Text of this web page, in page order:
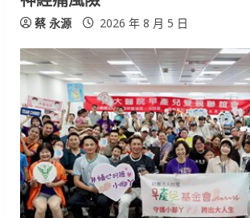
g 蔡 永源 2026 年 8 月 5 日